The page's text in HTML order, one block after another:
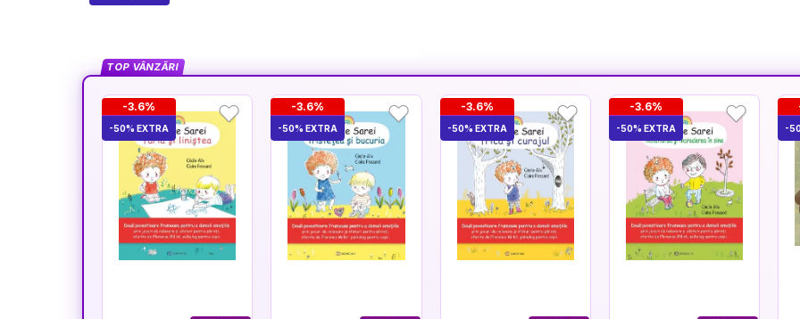
TOP VÂNZĂRI
-3.6%
-50% EXTRA
-3.6%
-50% EXTRA
-3.6%
-50% EXTRA
-3.6%
-50% EXTRA -